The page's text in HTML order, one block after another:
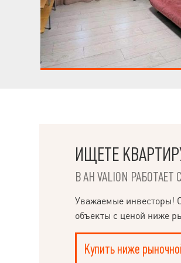
ИЩЕТЕ
В АН VALION
Уважаемые инвесторы!
объекты с ценой ниже
Купить ниже
НАПИСАТЬ
РУКОВОДИТЕЛЮ